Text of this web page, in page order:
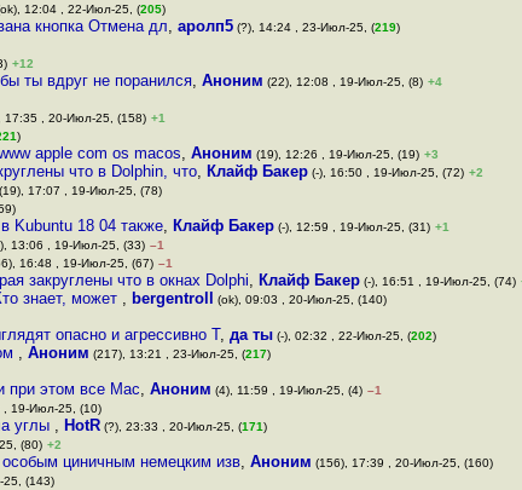
12:04 , 22-Июл-25, (205)
кнопка Отмена дл, аролп5 (?), 14:24 , 23-Июл-25, (219)
+12
ты вдруг не поранился, Аноним (22), 12:08 , 19-Июл-25, (8) +4
17:35 , 20-Июл-25, (158) +1
)
apple com os macos, Аноним (19), 12:26 , 19-Июл-25, (19) +3
что в Dolphin, что, Клайф Бакер (-), 16:50 , 19-Июл-25, (72) +2
(19), 17:07 , 19-Июл-25, (78)
Kubuntu 18 04 также, Клайф Бакер (-), 12:59 , 19-Июл-25, (31) +1
13:06 , 19-Июл-25, (33) –1
16:48 , 19-Июл-25, (67) –1
закруглены что в окнах Dolphi, Клайф Бакер (-), 16:51 , 19-Июл-25, (74)
знает, может , bergentroll (ok), 09:03 , 20-Июл-25, (140)
опасно и агрессивно Т, да ты (-), 02:32 , 22-Июл-25, (202)
, Аноним (217), 13:21 , 23-Июл-25, (217)
при этом все Mac, Аноним (4), 11:59 , 19-Июл-25, (4) –1
, 19-Июл-25, (10)
углы , HotR (?), 23:33 , 20-Июл-25, (171)
(80) +2
циничным немецким изв, Аноним (156), 17:39 , 20-Июл-25, (160)
(143)